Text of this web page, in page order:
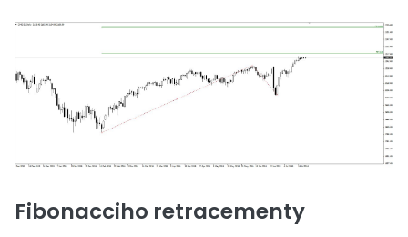
Fibonacciho retracementy